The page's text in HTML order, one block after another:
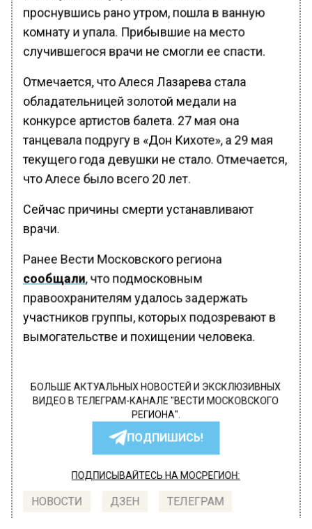
проснувшись рано утром, пошла в ванную
комнату и упала. Прибывшие на место
случившегося врачи не смогли ее спасти.
Отмечается, что Алеся Лазарева стала
обладательницей золотой медали на
конкурсе артистов балета. 27 мая она
танцевала подругу в «Дон Кихоте», а 29 мая
текущего года девушки не стало. Отмечается,
что Алесе было всего 20 лет.
Сейчас причины смерти устанавливают
врачи.
Ранее Вести Московского региона
сообщали, что подмосковным
правоохранителям удалось задержать
участников группы, которых подозревают в
вымогательстве и похищении человека.
БОЛЬШЕ АКТУАЛЬНЫХ НОВОСТЕЙ И ЭКСКЛЮЗИВНЫХ
ВИДЕО В ТЕЛЕГРАМ-КАНАЛЕ "ВЕСТИ МОСКОВСКОГО
РЕГИОНА".
ПОДПИШИСЬ!
ПОДПИСЫВАЙТЕСЬ НА МОСРЕГИОН:
НОВОСТИ ДЗЕН ТЕЛЕГРАМ